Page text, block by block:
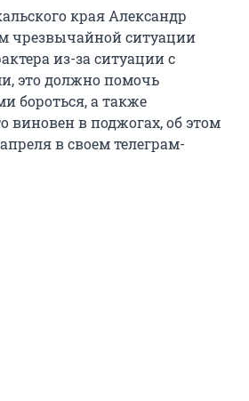
края Александр
чрезвычайной ситуации
из-за ситуации с
это должно помочь
бороться, а также
виновен в поджогах, об этом
в своем телеграм-